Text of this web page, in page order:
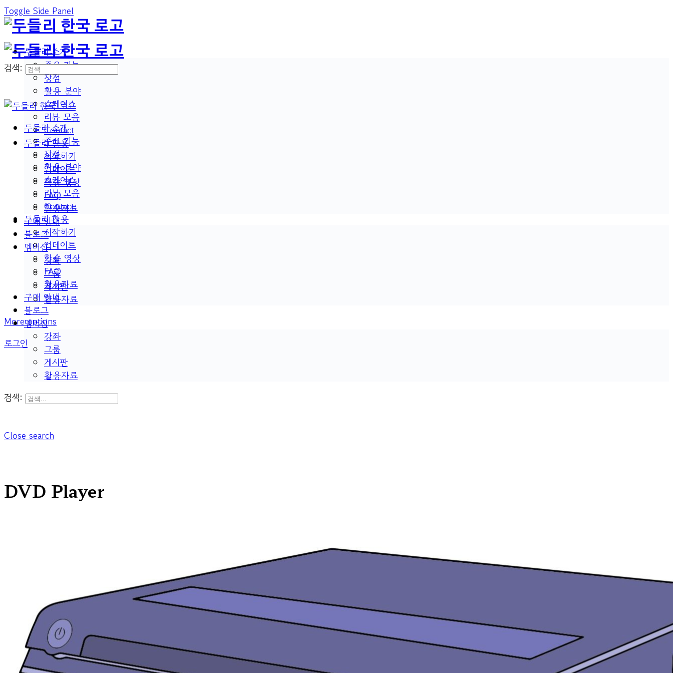
Toggle Side Panel
두들리 소개
주요 기능
장점
활용 분야
쇼케이스
리뷰 모음
Contact
두들리 활용
시작하기
업데이트
학습 영상
FAQ
활용자료
구매 안내
블로그
멤버십
강좌
그룹
게시판
활용자료
More options
로그인
검색:
두들리 소개
주요 기능
장점
활용 분야
쇼케이스
리뷰 모음
Contact
두들리 활용
시작하기
업데이트
학습 영상
FAQ
활용자료
구매 안내
블로그
멤버십
강좌
그룹
게시판
활용자료
검색:
Close search
DVD Player